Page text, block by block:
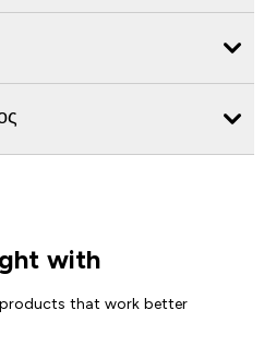
with
that work better